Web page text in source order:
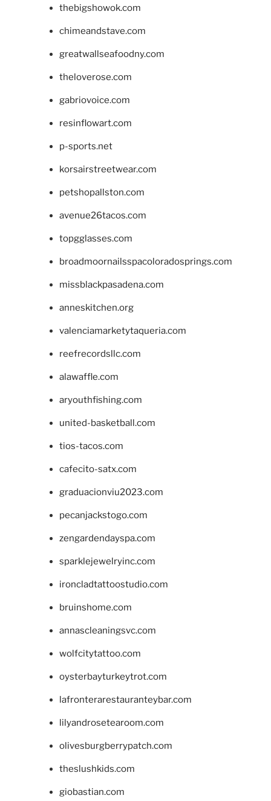
thebigshowok.com
chimeandstave.com
greatwallseafoodny.com
theloverose.com
gabriovoice.com
resinflowart.com
p-sports.net
korsairstreetwear.com
petshopallston.com
avenue26tacos.com
topgglasses.com
broadmoornailsspacoloradosprings.com
missblackpasadena.com
anneskitchen.org
valenciamarketytaqueria.com
reefrecordsllc.com
alawaffle.com
aryouthfishing.com
united-basketball.com
tios-tacos.com
cafecito-satx.com
graduacionviu2023.com
pecanjackstogo.com
zengardendayspa.com
sparklejewelryinc.com
ironcladtattoostudio.com
bruinshome.com
annascleaningsvc.com
wolfcitytattoo.com
oysterbayturkeytrot.com
lafronterarestauranteybar.com
lilyandrosetearoom.com
olivesburgberrypatch.com
theslushkids.com
giobastian.com